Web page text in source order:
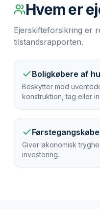
Hvem er
Ejerskifteforsikring er
tilstandsrapporten.
Boligkøbere af
Beskytter mod
konstruktion, tag eller
Giver økonomisk
investering.